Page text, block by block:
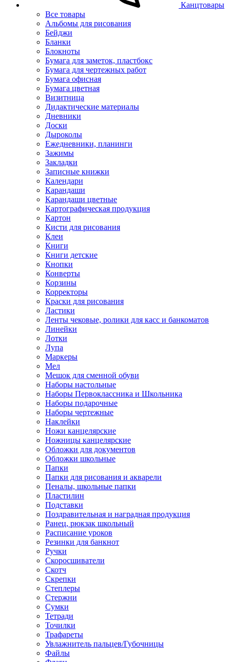
Канцтовары
Все товары
Альбомы для рисования
Бейджи
Бланки
Блокноты
Бумага для заметок, пластбокс
Бумага для чертежных работ
Бумага офисная
Бумага цветная
Визитница
Дидактические материалы
Дневники
Доски
Дыроколы
Ежедневники, планинги
Зажимы
Закладки
Записные книжки
Календари
Карандаши
Карандаши цветные
Картографическая продукция
Картон
Кисти для рисования
Клеи
Книги
Книги детские
Кнопки
Конверты
Корзины
Корректоры
Краски для рисования
Ластики
Ленты чековые, ролики для касс и банкоматов
Линейки
Лотки
Лупа
Маркеры
Мел
Мешок для сменной обуви
Наборы настольные
Наборы Первоклассника и Школьника
Наборы подарочные
Наборы чертежные
Наклейки
Ножи канцелярские
Ножницы канцелярские
Обложки для документов
Обложки школьные
Папки
Папки для рисования и акварели
Пеналы, школьные папки
Пластилин
Подставки
Поздравительная и наградная продукция
Ранец, рюкзак школьный
Расписание уроков
Резинки для банкнот
Ручки
Скоросшиватели
Скотч
Скрепки
Степлеры
Стержни
Сумки
Тетради
Точилки
Трафареты
Увлажнитель пальцев/Губочницы
Файлы